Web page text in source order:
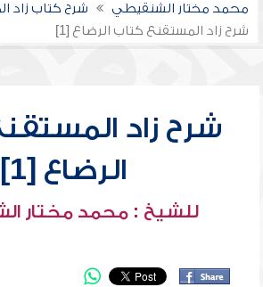
محمد مختار الشنقيطي
شرح كتاب زاد
شرح زاد المستقنع كتاب الرضاع [1]
شرح زاد
الرضاع [1]
للشيخ : محمد مختار